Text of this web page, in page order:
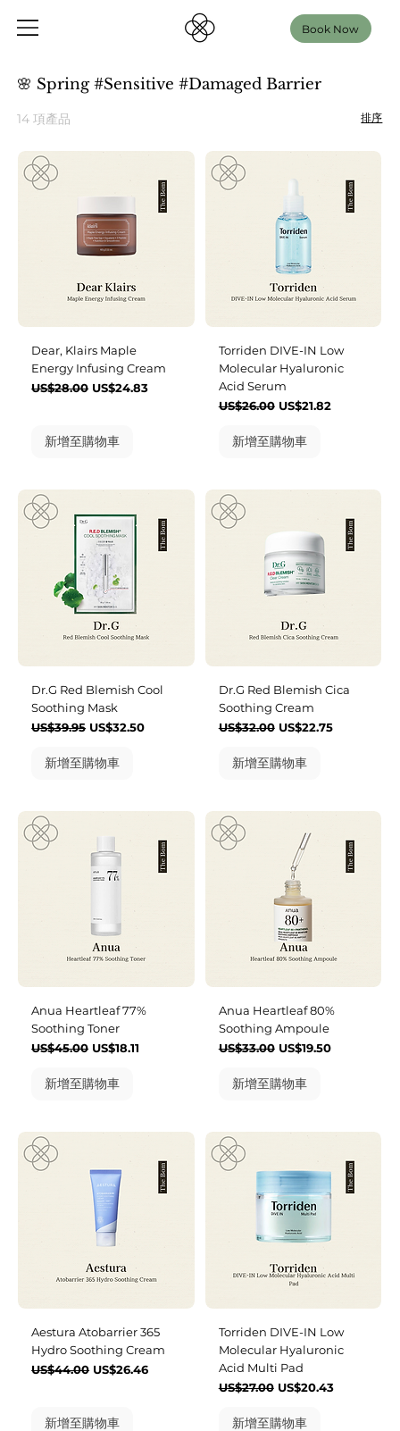
Book Now
🌸 Spring #Sensitive #Damaged Barrier
14 項產品 排序
Dear, Klairs Maple
Energy Infusing Cream
一般價格
US$28.00 促銷價格
US$24.83
新增至購物車
Torriden DIVE-IN Low
Molecular Hyaluronic
Acid Serum
一般價格
US$26.00 促銷價格
US$21.82
新增至購物車
Dr.G Red Blemish Cool
Soothing Mask
一般價格
US$39.95 促銷價格
US$32.50
新增至購物車
Dr.G Red Blemish Cica
Soothing Cream
一般價格
US$32.00 促銷價格
US$22.75
新增至購物車
Anua Heartleaf 77%
Soothing Toner
一般價格
US$45.00 促銷價格
US$18.11
新增至購物車
Anua Heartleaf 80%
Soothing Ampoule
一般價格
US$33.00 促銷價格
US$19.50
新增至購物車
Aestura Atobarrier 365
Hydro Soothing Cream
一般價格
US$44.00 促銷價格
US$26.46
新增至購物車
Torriden DIVE-IN Low
Molecular Hyaluronic
Acid Multi Pad
一般價格
US$27.00 促銷價格
US$20.43
新增至購物車